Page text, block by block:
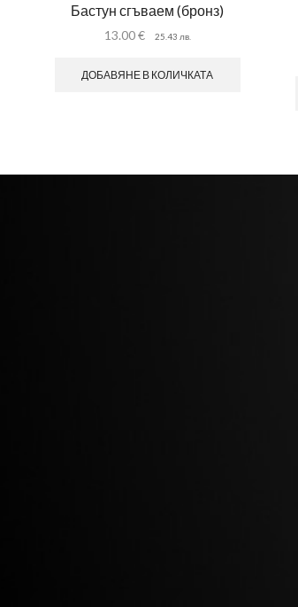
Бастун сгъваем (бронз)
13.00€ 25.43 лв.
ДОБАВЯНЕ В КОЛИЧКАТА